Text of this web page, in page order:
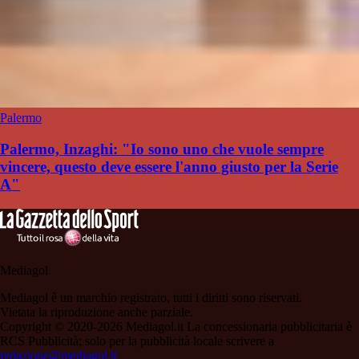
Palermo
Palermo, Inzaghi: "Io sono uno che vuole sempre
vincere, questo deve essere l'anno giusto per la Serie
A"
Mediagol
Mediagol è un marchio registrato, tutti i diritti sono riservati.
Vietata la riproduzione anche parziale.
Copyright © 2020-2026 Mediagol.it La concessionaria pubblicitaria è
RCS Pubblicità; solo per la pubblicità locale scrivere a
redazione@mediagol.it